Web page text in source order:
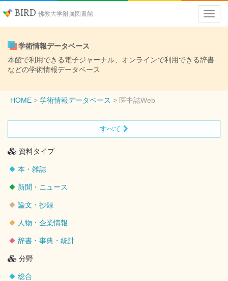
BIRD 佛教大学附属図書館
学術情報データベース
本館で利用できる電子ジャーナル、オンラインで利用できる辞書
などの学術情報データベース
HOME 学術情報データベース 医中誌Web
すべて
資料タイプ
本・雑誌
新聞・ニュース
論文・抄録
人物・企業情報
辞書・事典・統計
分野
総合